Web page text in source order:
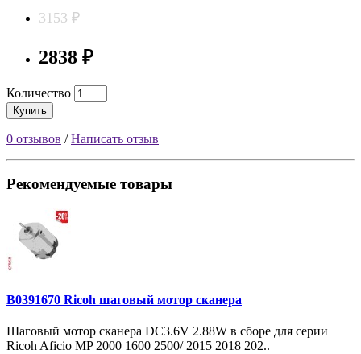
3153 ₽
2838 ₽
Количество
Купить
0 отзывов /Написать отзыв
Рекомендуемые товары
B0391670 Ricoh шаговый мотор сканера
Шаговый мотор сканера DC3.6V 2.88W в сборе для серии
Ricoh Aficio MP 2000 1600 2500/ 2015 2018 202..